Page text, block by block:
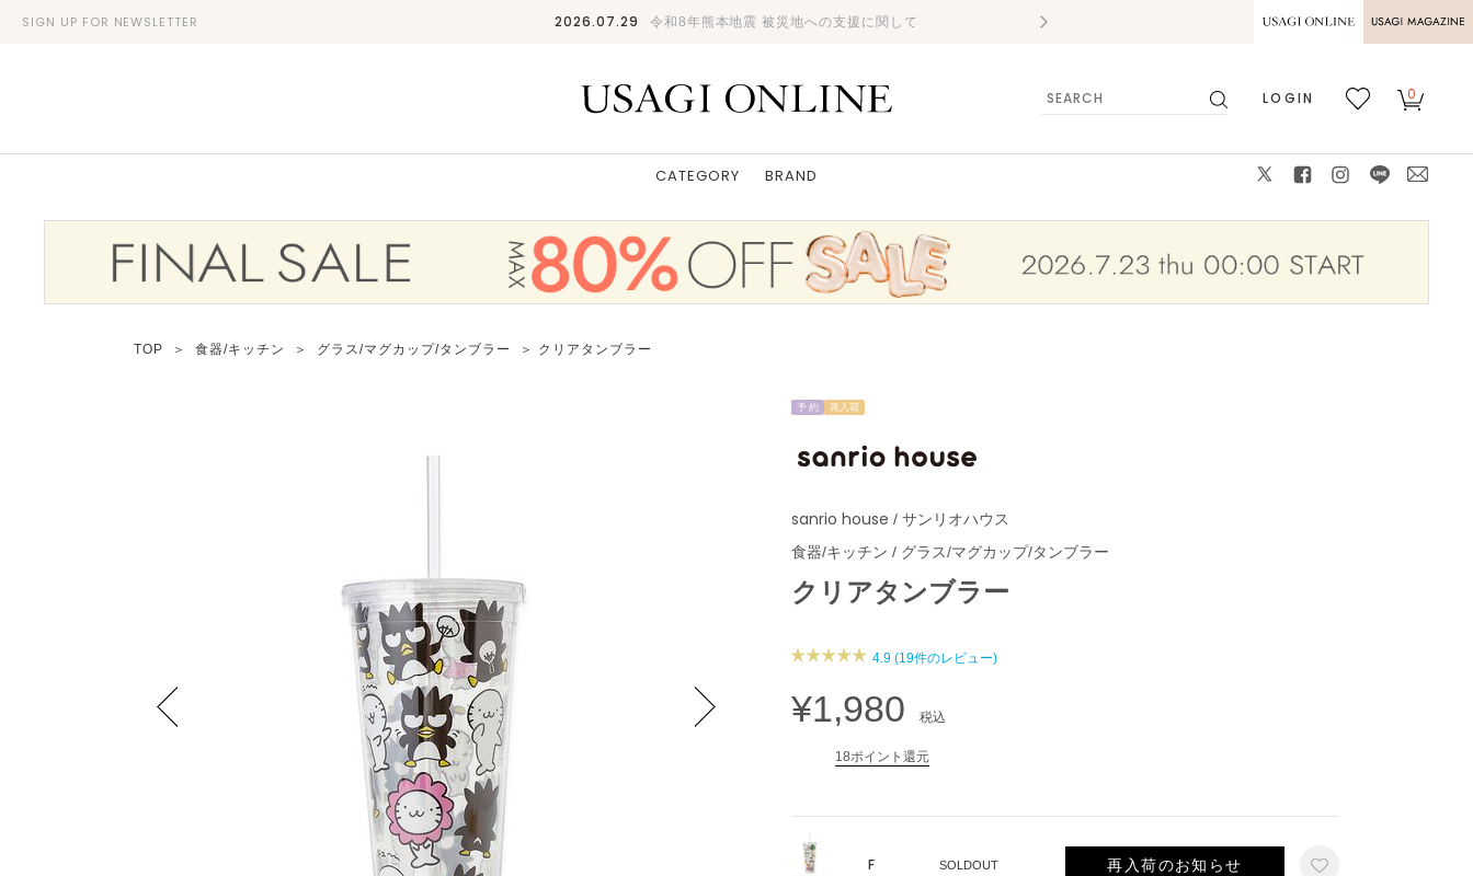
SIGN UP FOR NEWSLETTER 2026.07.29 令和8年熊本地震 被災地への支援に関して 熊本県熊本地方を震源とする地震の影響に
MAGAZINE
LOGIN
0
CATEGORY BRAND
TOP ＞ 食器/キッチン ＞ グラス/マグカップ/タンブラー ＞ クリアタンブラー
予 約 再入荷
sanrio house / サンリオハウス
食器/キッチン / グラス/マグカップ/タンブラー
クリアタンブラー
4.9 (19件のレビュー)
¥1,980 税込
18ポイント還元
F SOLDOUT 再入荷のお知らせ
F: ✕